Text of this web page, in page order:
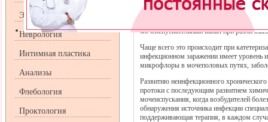
Эндокринология
Неврология
Интимная пластика
Анализы
Флебология
Проктология
Кроме того, микробы могут заноситься
инфекции, имеющихся, например, в
мочеиспускательный канал при
Чаще всего это происходит при
инфекционном заражении имеет
микрофлоры в мочеполовых путях,
Развитию неинфекционного хронического
протоки с последующим развитием
мочеиспускания, когда возбудителей
обнаружения источника инфекции
поддерживающая терапия, в каждом